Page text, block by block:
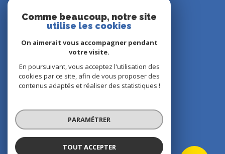
Nos honoraires
Cookies
© 2026 | Tous droits réservés
Réalisé par
Comme beaucoup, notre site
utilise les cookies
On aimerait vous accompagner pendant
votre visite.
En poursuivant, vous acceptez l'utilisation des
cookies par ce site, afin de vous proposer des
contenus adaptés et réaliser des statistiques !
PARAMÉTRER
TOUT ACCEPTER